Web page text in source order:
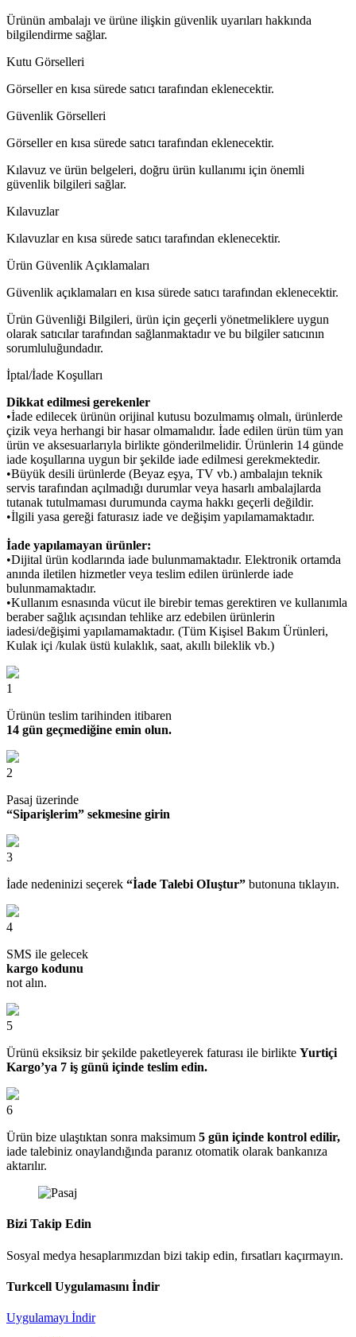
Ürünün ambalajı ve ürüne ilişkin güvenlik uyarıları hakkında
bilgilendirme sağlar.
Kutu Görselleri
Görseller en kısa sürede satıcı tarafından eklenecektir.
Güvenlik Görselleri
Görseller en kısa sürede satıcı tarafından eklenecektir.
Kılavuz ve ürün belgeleri, doğru ürün kullanımı için önemli
güvenlik bilgileri sağlar.
Kılavuzlar
Kılavuzlar en kısa sürede satıcı tarafından eklenecektir.
Ürün Güvenlik Açıklamaları
Güvenlik açıklamaları en kısa sürede satıcı tarafından eklenecektir.
Ürün Güvenliği Bilgileri, ürün için geçerli yönetmeliklere uygun
olarak satıcılar tarafından sağlanmaktadır ve bu bilgiler satıcının
sorumluluğundadır.
İptal/İade Koşulları
Dikkat edilmesi gerekenler
•İade edilecek ürünün orijinal kutusu bozulmamış olmalı, ürünlerde
çizik veya herhangi bir hasar olmamalıdır. İade edilen ürün tüm yan
ürün ve aksesuarlarıyla birlikte gönderilmelidir. Ürünlerin 14 günde
iade koşullarına uygun bir şekilde iade edilmesi gerekmektedir.
•Büyük desili ürünlerde (Beyaz eşya, TV vb.) ambalajın teknik
servis tarafından açılmadığı durumlar veya hasarlı ambalajlarda
tutanak tutulmaması durumunda cayma hakkı geçerli değildir.
•İlgili yasa gereği faturasız iade ve değişim yapılamamaktadır.
İade yapılamayan ürünler:
•Dijital ürün kodlarında iade bulunmamaktadır. Elektronik ortamda
anında iletilen hizmetler veya teslim edilen ürünlerde iade
bulunmamaktadır.
•Kullanım esnasında vücut ile birebir temas gerektiren ve kullanımla
beraber sağlık açısından tehlike arz edebilen ürünlerin
iadesi/değişimi yapılamamaktadır. (Tüm Kişisel Bakım Ürünleri,
Kulak içi /kulak üstü kulaklık, saat, akıllı bileklik vb.)
1
Ürünün teslim tarihinden itibaren
14 gün geçmediğine emin olun.
2
Pasaj üzerinde
“Siparişlerim” sekmesine girin
3
İade nedeninizi seçerek “İade Talebi OIuştur” butonuna tıklayın.
4
SMS ile gelecek
kargo kodunu
not alın.
5
Ürünü eksiksiz bir şekilde paketleyerek faturası ile birlikte Yurtiçi
Kargo’ya 7 iş günü içinde teslim edin.
6
Ürün bize ulaştıktan sonra maksimum 5 gün içinde kontrol edilir,
iade talebiniz onaylandığında paranız otomatik olarak bankanıza
aktarılır.
Bizi Takip Edin
Sosyal medya hesaplarımızdan bizi takip edin, fırsatları kaçırmayın.
Turkcell Uygulamasını İndir
Uygulamayı İndir